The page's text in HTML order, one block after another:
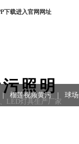
下载进入官网网址
照明
、LED灯具生产厂家
| 榴莲视频黄污 球